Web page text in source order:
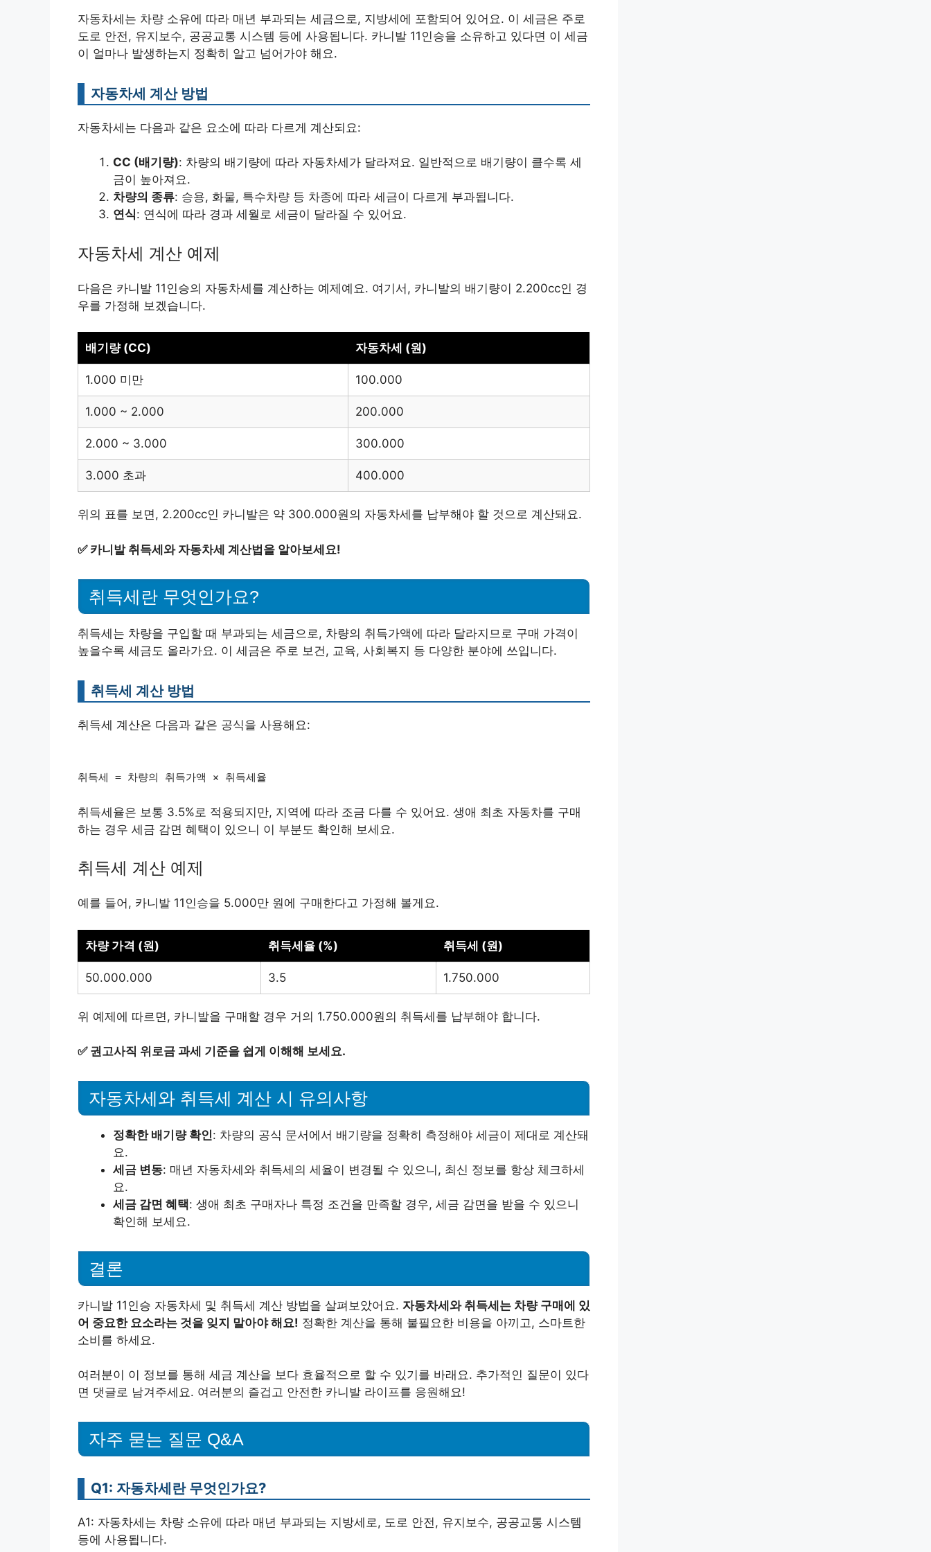
자동차세는 차량 소유에 따라 매년 부과되는 세금으로, 지방세에 포함되어 있어요. 이 세금은 주로
도로 안전, 유지보수, 공공교통 시스템 등에 사용됩니다. 카니발 11인승을 소유하고 있다면 이 세금
이 얼마나 발생하는지 정확히 알고 넘어가야 해요.
자동차세 계산 방법
자동차세는 다음과 같은 요소에 따라 다르게 계산되요:
CC (배기량): 차량의 배기량에 따라 자동차세가 달라져요. 일반적으로 배기량이 클수록 세
금이 높아져요.
차량의 종류: 승용, 화물, 특수차량 등 차종에 따라 세금이 다르게 부과됩니다.
연식: 연식에 따라 경과 세월로 세금이 달라질 수 있어요.
자동차세 계산 예제
다음은 카니발 11인승의 자동차세를 계산하는 예제예요. 여기서, 카니발의 배기량이 2.200cc인 경
우를 가정해 보겠습니다.
배기량 (CC) 자동차세 (원)
1.000 미만 100.000
1.000 ~ 2.000 200.000
2.000 ~ 3.000 300.000
3.000 초과 400.000
위의 표를 보면, 2.200cc인 카니발은 약 300.000원의 자동차세를 납부해야 할 것으로 계산돼요.
✅ 카니발 취득세와 자동차세 계산법을 알아보세요!
취득세란 무엇인가요?
취득세는 차량을 구입할 때 부과되는 세금으로, 차량의 취득가액에 따라 달라지므로 구매 가격이
높을수록 세금도 올라가요. 이 세금은 주로 보건, 교육, 사회복지 등 다양한 분야에 쓰입니다.
취득세 계산 방법
취득세 계산은 다음과 같은 공식을 사용해요:
취득세 = 차량의 취득가액 × 취득세율
취득세율은 보통 3.5%로 적용되지만, 지역에 따라 조금 다를 수 있어요. 생애 최초 자동차를 구매
하는 경우 세금 감면 혜택이 있으니 이 부분도 확인해 보세요.
취득세 계산 예제
예를 들어, 카니발 11인승을 5.000만 원에 구매한다고 가정해 볼게요.
차량 가격 (원) 취득세율 (%) 취득세 (원)
50.000.000 3.5 1.750.000
위 예제에 따르면, 카니발을 구매할 경우 거의 1.750.000원의 취득세를 납부해야 합니다.
✅ 권고사직 위로금 과세 기준을 쉽게 이해해 보세요.
자동차세와 취득세 계산 시 유의사항
정확한 배기량 확인: 차량의 공식 문서에서 배기량을 정확히 측정해야 세금이 제대로 계산돼
요.
세금 변동: 매년 자동차세와 취득세의 세율이 변경될 수 있으니, 최신 정보를 항상 체크하세
요.
세금 감면 혜택: 생애 최초 구매자나 특정 조건을 만족할 경우, 세금 감면을 받을 수 있으니
확인해 보세요.
결론
카니발 11인승 자동차세 및 취득세 계산 방법을 살펴보았어요. 자동차세와 취득세는 차량 구매에 있
어 중요한 요소라는 것을 잊지 말아야 해요! 정확한 계산을 통해 불필요한 비용을 아끼고, 스마트한
소비를 하세요.
여러분이 이 정보를 통해 세금 계산을 보다 효율적으로 할 수 있기를 바래요. 추가적인 질문이 있다
면 댓글로 남겨주세요. 여러분의 즐겁고 안전한 카니발 라이프를 응원해요!
자주 묻는 질문 Q&A
Q1: 자동차세란 무엇인가요?
A1: 자동차세는 차량 소유에 따라 매년 부과되는 지방세로, 도로 안전, 유지보수, 공공교통 시스템
등에 사용됩니다.